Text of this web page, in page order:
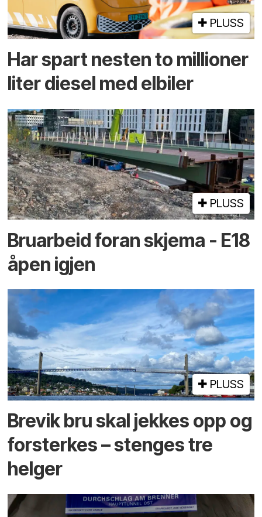
PLUSS
Har spart nesten to millioner
liter diesel med elbiler
PLUSS
Bruarbeid foran skjema - E18
åpen igjen
PLUSS
Brevik bru skal jekkes opp og
forsterkes – stenges tre
helger